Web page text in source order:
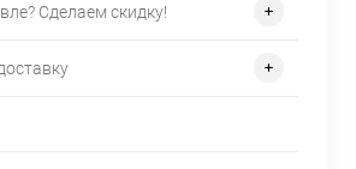
Сделаем скидку!